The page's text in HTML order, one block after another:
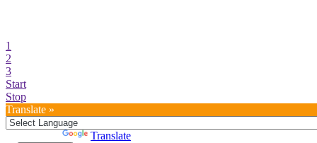
1
2
3
Start
Stop
Translate »
Translate